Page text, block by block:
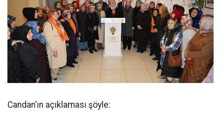
Candan'ın açıklaması şöyle: